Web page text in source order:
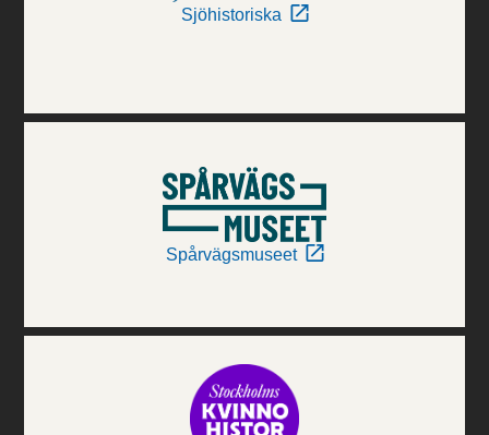
Sjöhistoriska
Spårvägsmuseet